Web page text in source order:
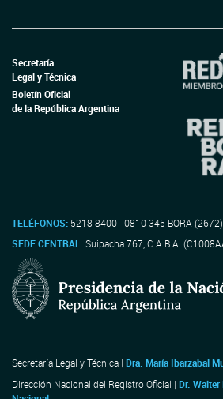
Secretaría
Legal y Técnica
Boletín Oficial
de la República Argentina
TELÉFONOS: 5218-8400 - 0810-345-BORA (2672)
SEDE CENTRAL:Suipacha 767, C.A.B.A.
Secretaría Legal y Técnica | Dra. María Ibarzabal
Dirección Nacional del Registro Oficial | Dr.